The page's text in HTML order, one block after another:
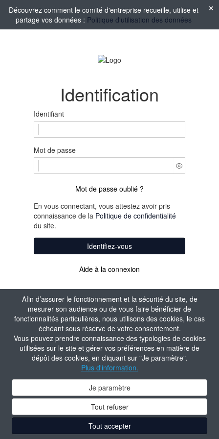
Afin d’assurer le fonctionnement et la sécurité du site, de
mesurer son audience ou de vous faire bénéficier de
fonctionnalités particulières, nous utilisons des cookies, le cas
échéant sous réserve de votre consentement.
Vous pouvez prendre connaissance des typologies de cookies
utilisées sur le site et gérer vos préférences en matière de
dépôt des cookies, en cliquant sur "Je paramètre".
Plus d'information.
Je paramètre
Tout refuser
Tout accepter
Découvrez comment le comité d'entreprise recueille, utilise et
partage vos données : Politique d'utilisation des données
Identification
Identifiant
Mot de passe
Mot de passe oublié ?
En vous connectant, vous attestez avoir pris
connaissance de la Politique de confidentialité
du site.
Identifiez-vous
Aide à la connexion